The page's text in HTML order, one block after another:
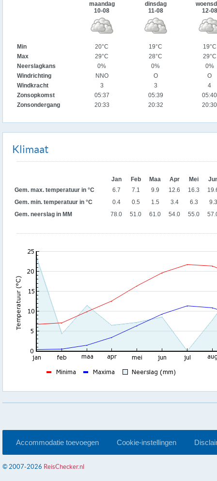
maandag
10-08
dinsdag
11-08
12-08
Min 20°C 19°C
19°C
Max
29°C 28°C
29°C
Neerslagkans
0% 0%
0%
Windrichting
NNO O
O
Windkracht
3 3
4
Zonsopkomst
05:37 05:39
05:40
Zonsondergang
20:33 20:32 20:30
Klimaat
Jan Feb Maa Apr Mei
Gem. max. temperatuur in °C
6.7 7.1 9.9 12.6 16.3
Gem. min. temperatuur in °C
0.4 0.5 1.5 3.4 6.3
9.3
Gem. neerslag in MM
78.0 51.0 61.0 54.0 55.0
Accommodatie toevoegen Cookie-instellingen
© 2007-2026 ReisChecker.nl